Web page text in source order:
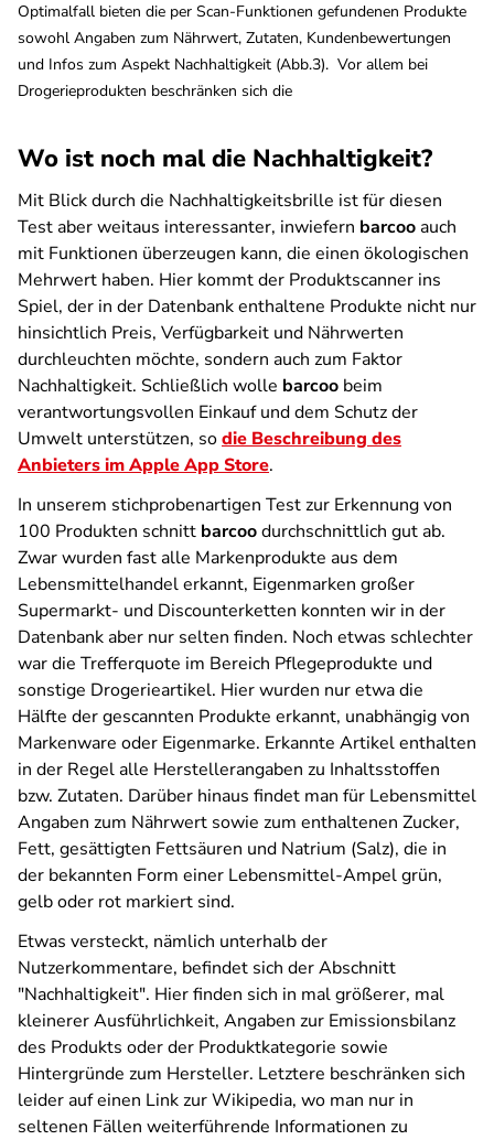
Optimalfall bieten die per Scan-Funktionen gefundenen Produkte
sowohl Angaben zum Nährwert, Zutaten, Kundenbewertungen
und Infos zum Aspekt Nachhaltigkeit (Abb.3). Vor allem bei
Drogerieprodukten beschränken sich die
Wo ist noch mal die Nachhaltigkeit?
Mit Blick durch die Nachhaltigkeitsbrille ist für diesen
Test aber weitaus interessanter, inwiefern barcooauch
mit Funktionen überzeugen kann, die einen ökologischen
Mehrwert haben. Hier kommt der Produktscanner ins
Spiel, der in der Datenbank enthaltene Produkte nicht nur
hinsichtlich Preis, Verfügbarkeit und Nährwerten
durchleuchten möchte, sondern auch zum Faktor
Nachhaltigkeit. Schließlich wolle barcoo beim
verantwortungsvollen Einkauf und dem Schutz der
Umwelt unterstützen, sodie Beschreibung des
Anbieters im Apple App Store.
In unserem stichprobenartigen Test zur Erkennung von
100 Produkten schnitt barcoodurchschnittlich gut ab.
Zwar wurden fast alle Markenprodukte aus dem
Lebensmittelhandel erkannt, Eigenmarken großer
Supermarkt- und Discounterketten konnten wir in der
Datenbank aber nur selten finden. Noch etwas schlechter
war die Trefferquote im Bereich Pflegeprodukte und
sonstige Drogerieartikel. Hier wurden nur etwa die
Hälfte der gescannten Produkte erkannt, unabhängig von
Markenware oder Eigenmarke. Erkannte Artikel enthalten
in der Regel alle Herstellerangaben zu Inhaltsstoffen
bzw. Zutaten. Darüber hinaus findet man für Lebensmittel
Angaben zum Nährwert sowie zum enthaltenen Zucker,
Fett, gesättigten Fettsäuren und Natrium (Salz), die in
der bekannten Form einer Lebensmittel-Ampel grün,
gelb oder rot markiert sind.
Etwas versteckt, nämlich unterhalb der
Nutzerkommentare, befindet sich der Abschnitt
"Nachhaltigkeit". Hier finden sich in mal größerer, mal
kleinerer Ausführlichkeit, Angaben zur Emissionsbilanz
des Produkts oder der Produktkategorie sowie
Hintergründe zum Hersteller. Letztere beschränken sich
leider auf einen Link zur Wikipedia, wo man nur in
seltenen Fällen weiterführende Informationen zu